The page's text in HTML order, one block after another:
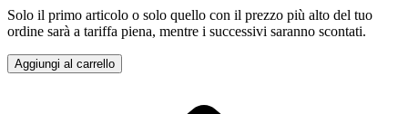
Solo il primo articolo o solo quello con il prezzo più alto del tuo
ordine sarà a tariffa piena, mentre i successivi saranno scontati.
Aggiungi al carrello